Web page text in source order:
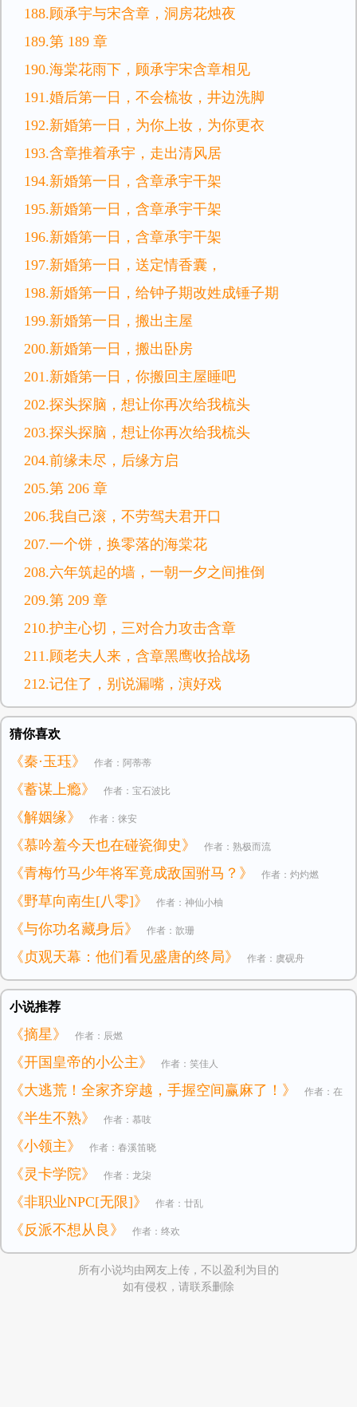
188.顾承宇与宋含章，洞房花烛夜
189.第 189 章
190.海棠花雨下，顾承宇宋含章相见
191.婚后第一日，不会梳妆，井边洗脚
192.新婚第一日，为你上妆，为你更衣
193.含章推着承宇，走出清风居
194.新婚第一日，含章承宇干架
195.新婚第一日，含章承宇干架
196.新婚第一日，含章承宇干架
197.新婚第一日，送定情香囊，
198.新婚第一日，给钟子期改姓成锤子期
199.新婚第一日，搬出主屋
200.新婚第一日，搬出卧房
201.新婚第一日，你搬回主屋睡吧
202.探头探脑，想让你再次给我梳头
203.探头探脑，想让你再次给我梳头
204.前缘未尽，后缘方启
205.第 206 章
206.我自己滚，不劳驾夫君开口
207.一个饼，换零落的海棠花
208.六年筑起的墙，一朝一夕之间推倒
209.第 209 章
210.护主心切，三对合力攻击含章
211.顾老夫人来，含章黑鹰收拾战场
212.记住了，别说漏嘴，演好戏
猜你喜欢
《秦·玉珏》 作者：阿蒂蒂
《蓄谋上瘾》 作者：宝石波比
《解姻缘》 作者：徕安
《慕吟羞今天也在碰瓷御史》 作者：熟极而流
《青梅竹马少年将军竟成敌国驸马？》 作者：灼灼燃
《野草向南生[八零]》 作者：神仙小柚
《与你功名藏身后》 作者：歆珊
《贞观天幕：他们看见盛唐的终局》 作者：虞砚舟
小说推荐
《摘星》 作者：辰燃
《开国皇帝的小公主》 作者：笑佳人
《大逃荒！全家齐穿越，手握空间赢麻了！》 作者：在
逃小公主
《半生不熟》 作者：慕吱
《小领主》 作者：春溪笛晓
《灵卡学院》 作者：龙柒
《非职业NPC[无限]》 作者：廿乱
《反派不想从良》 作者：终欢
所有小说均由网友上传，不以盈利为目的
如有侵权，请联系删除